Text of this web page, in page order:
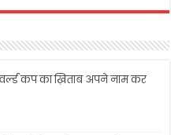
कप का ख़िताब अपने नाम कर